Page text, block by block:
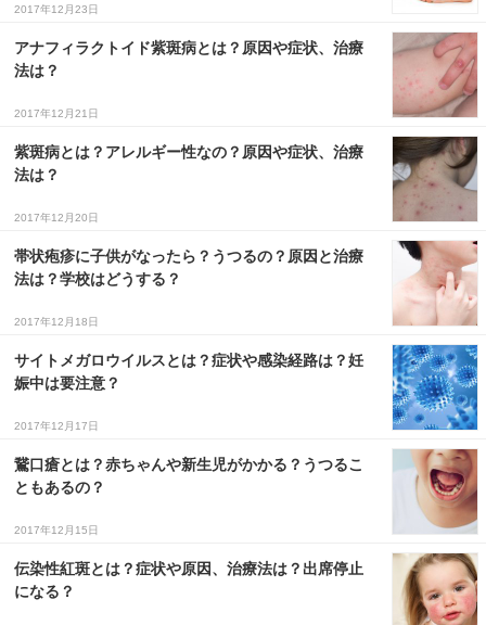
2017年12月23日
アナフィラクトイド紫斑病とは？原因や症状、治療
法は？
2017年12月21日
紫斑病とは？アレルギー性なの？原因や症状、治療
法は？
2017年12月20日
帯状疱疹に子供がなったら？うつるの？原因と治療
法は？学校はどうする？
2017年12月18日
サイトメガロウイルスとは？症状や感染経路は？妊
娠中は要注意？
2017年12月17日
鵞口瘡とは？赤ちゃんや新生児がかかる？うつるこ
ともあるの？
2017年12月15日
伝染性紅斑とは？症状や原因、治療法は？出席停止
になる？